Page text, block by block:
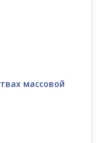
массовой